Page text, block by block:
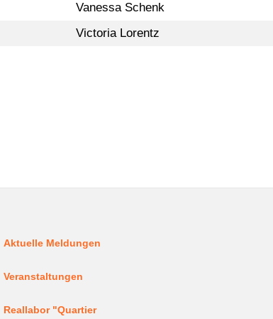
Vanessa Schenk
Victoria Lorentz
Aktuelle Meldungen
Veranstaltungen
Reallabor "Quartier